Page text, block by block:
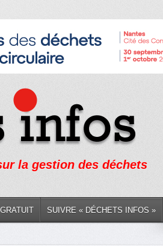
la gestion des déchets
SUIVRE « DÉCHETS INFOS »